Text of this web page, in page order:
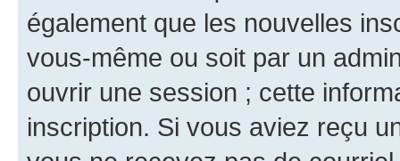
également que les nouvelles
vous-même ou soit par un
ouvrir une session ; cette
inscription. Si vous aviez reçu